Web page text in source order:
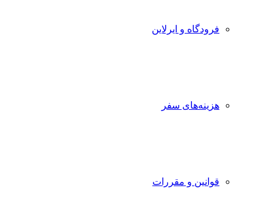
فرودگاه و ایرلاین
هزینه‌های سفر
قوانین و مقررات